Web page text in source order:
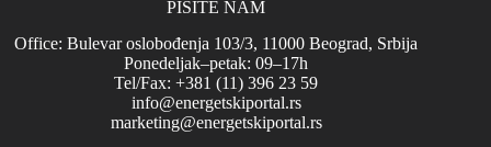
PIŠITE NAM
Office: Bulevar oslobođenja 103/3, 11000 Beograd, Srbija
Ponedeljak–petak: 09–17h
Tel/Fax: +381 (11) 396 23 59
info@energetskiportal.rs
marketing@energetskiportal.rs